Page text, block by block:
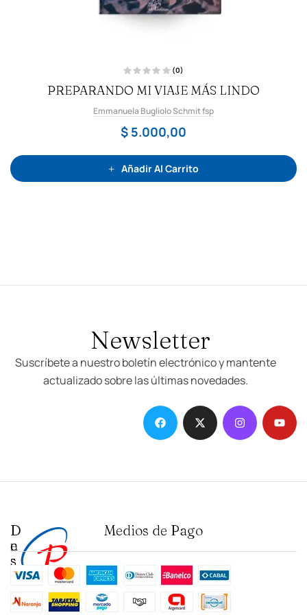
a
r
a
d
o
n
0
d
(0)
PREPARANDO MI VIAJE MÁS LINDO
Emmanuela Bugliolo Schmit fsp
$ 5.000,00
Añadir Al Carrito
Newsletter
Suscríbete a nuestro boletín electrónico y mantente
actualizado sobre las últimas novedades.
D
e
s
t
a
c
I
n
s
t
i
t
Medios de Pago